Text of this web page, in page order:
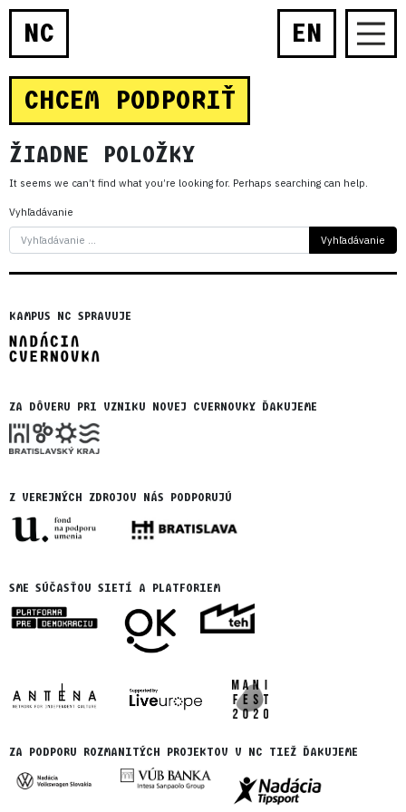
NC EN
CHCEM PODPORIŤ
ŽIADNE POLOŽKY
It seems we can’t find what you’re looking for. Perhaps searching can help.
Vyhľadávanie
KAMPUS NC SPRAVUJE
ZA DÔVERU PRI VZNIKU NOVEJ CVERNOVKY ĎAKUJEME
Z VEREJNÝCH ZDROJOV NÁS PODPORUJÚ
SME SÚČASŤOU SIETÍ A PLATFORIEM
ZA PODPORU ROZMANITÝCH PROJEKTOV V NC TIEŽ ĎAKUJEME